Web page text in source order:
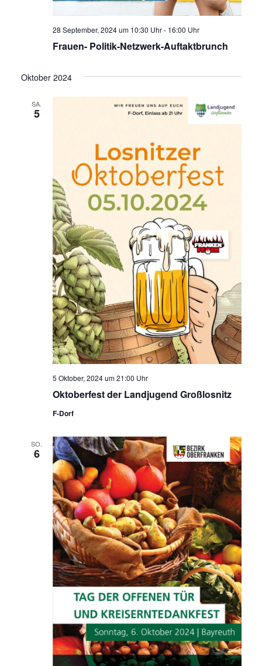
Frauen- Politik-Netzwerk-Auftaktbrunch
28 September, 2024 um 10:30 Uhr- 16:00 Uhr
Oktober 2024
SA.
5
Oktoberfest der Landjugend Großlosnitz
5 Oktober, 2024 um 21:00 Uhr
F-Dorf
SO.
6